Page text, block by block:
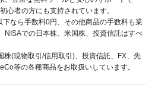
心者の方にも支持されています。
なら手数料0円、その他商品の手数料も業
NISAでの日本株、米国株、投資信託はすべ
株(現物取引/信用取引)、投資信託、FX、先
等の各種商品をお取扱いしています。